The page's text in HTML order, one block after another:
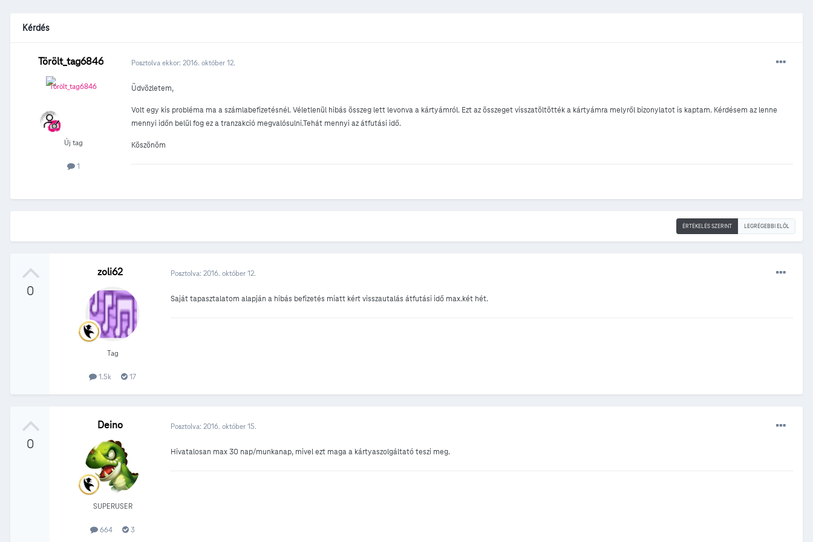
Kérdés
Törölt_tag6846
Új tag
1
Posztolva ekkor: 2016. október 12.
Üdvözletem,
Volt egy kis probléma ma a számlabefizetésnél. Véletlenül hibás összeg lett levonva a kártyámról. Ezt az összeget visszatöltötték a kártyámra melyről bizonylatot is kaptam. Kérdésem az lenne
mennyi időn belül fog ez a tranzakció megvalósulni.Tehát mennyi az átfutási idő.
Köszönöm
ÉRTÉKELÉS SZERINT LEGRÉGEBBI ELÖL
0
zoli62
Tag
1.5k 17
Posztolva: 2016. október 12.
Saját tapasztalatom alapján a hibás befizetés miatt kért visszautalás átfutási idő max.két hét.
0
Deino
SUPERUSER
664 3
Posztolva: 2016. október 15.
Hivatalosan max 30 nap/munkanap, mivel ezt maga a kártyaszolgáltató teszi meg.